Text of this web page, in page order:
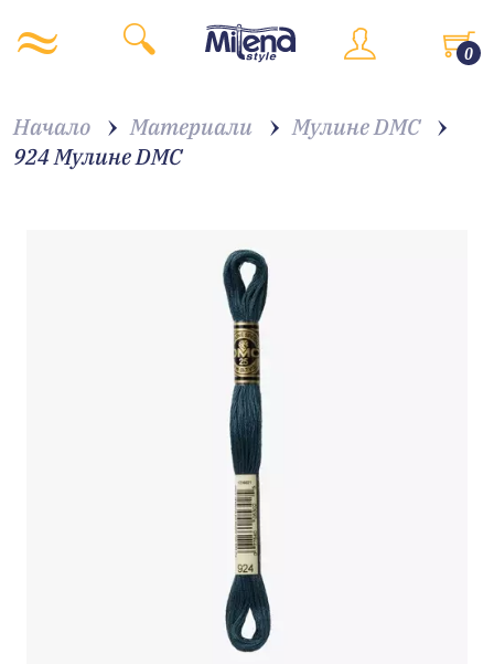
0
Начало Материали
Мулине DMC
924 Мулине DMC